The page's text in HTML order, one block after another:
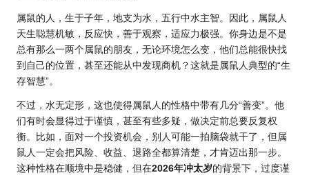
属鼠的人，生于子年，地支为水，五行中水主智。因此，属鼠人
天生聪慧机敏，反应快，善于观察，适应力极强。你身边是不是
总有那么一两个属鼠的朋友，无论环境怎么变，他们总能很快找
到自己的位置，甚至还能从中发现商机？这就是属鼠人典型的“生
存智慧”。
不过，水无定形，这也使得属鼠人的性格中带有几分“善变”。他
们有时会显得过于谨慎，甚至有些多疑，做决定前总要反复权
衡。比如，面对一个投资机会，别人可能一拍脑袋就干了，但属
鼠人一定会把风险、收益、退路全都算清楚，才肯迈出那一步。
这种性格在顺境中是稳健，但在2026年冲太岁的背景下，过度谨